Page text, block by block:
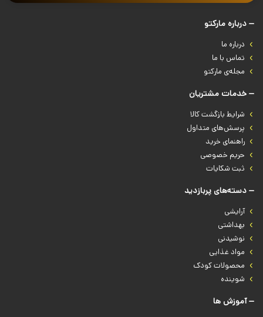
درباره‌ مارکتو
درباره‌ ما
تماس با ما
مجله‌ی مارکتو
خدمات مشتریان
شرایط بازگشت کالا
پرسش‌های متداول
راهنمای خرید
حریم خصوصی
ثبت شکایات
دسته‌های پربازدید
آرایشی
بهداشتی
نوشیدنی
مواد غذایی
محصولات کودک
شوینده
آموزش ها